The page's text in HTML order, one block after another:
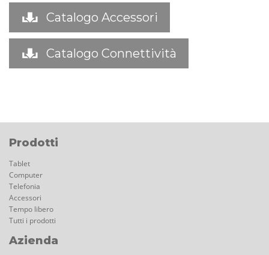
Catalogo Accessori
Catalogo Connettività
Prodotti
Tablet
Computer
Telefonia
Accessori
Tempo libero
Tutti i prodotti
Azienda